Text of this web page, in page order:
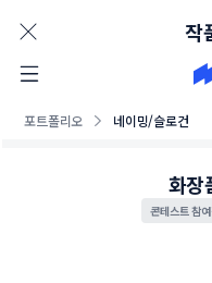
포트폴리오 네이밍/슬로건
작
화장
콘테스트 참